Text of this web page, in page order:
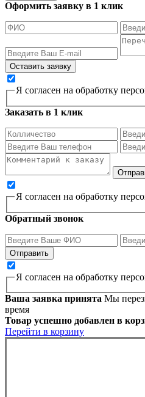
Оформить заявку в 1 клик
Я согласен на обработку
Заказать в 1 клик
Я согласен на обработку
Обратный звонок
Я согласен на обработку
Ваша заявка принята Мы
время
Товар успешно добавлен в
Перейти в корзину